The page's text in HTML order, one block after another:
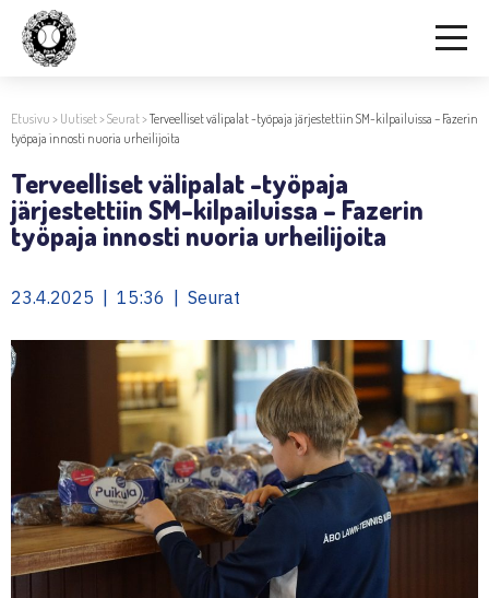
Etusivu > Uutiset>Seurat>Terveelliset välipalat -työpaja järjestettiin SM-kilpailuissa – Fazerin
työpaja innosti nuoria urheilijoita
Terveelliset välipalat -työpaja
järjestettiin SM-kilpailuissa – Fazerin
työpaja innosti nuoria urheilijoita
23.4.2025 | 15:36 | Seurat